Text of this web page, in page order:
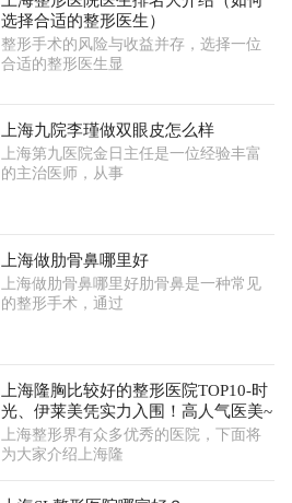
选择合适的整形医生）
整形手术的风险与收益并存，选择一位
合适的整形医生显
上海九院李瑾做双眼皮怎么样
上海第九医院金日主任是一位经验丰富
的主治医师，从事
上海做肋骨鼻哪里好
上海做肋骨鼻哪里好肋骨鼻是一种常见
的整形手术，通过
上海隆胸比较好的整形医院TOP10-时
光、伊莱美凭实力入围！高人气医美~
上海整形界有众多优秀的医院，下面将
为大家介绍上海隆